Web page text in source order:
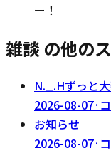
ー！
雑談 の他の
N._.Hずっと
2026-08-07·
お知らせ
2026-08-07·